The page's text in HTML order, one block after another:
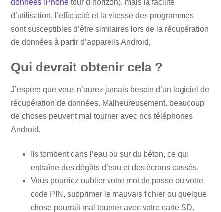
données iPhone tour d’horizon), mais la facilité
d’utilisation, l’efficacité et la vitesse des programmes
sont susceptibles d’être similaires lors de la récupération
de données à partir d’appareils Android.
Qui devrait obtenir cela ?
J’espère que vous n’aurez jamais besoin d’un logiciel de
récupération de données. Malheureusement, beaucoup
de choses peuvent mal tourner avec nos téléphones
Android.
Ils tombent dans l’eau ou sur du béton, ce qui
entraîne des dégâts d’eau et des écrans cassés.
Vous pourriez oublier votre mot de passe ou votre
code PIN, supprimer le mauvais fichier ou quelque
chose pourrait mal tourner avec votre carte SD.